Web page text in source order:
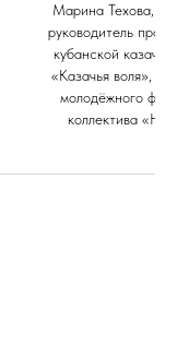
Марина Техова,
руководитель
кубанской
«Казачья воля»,
молодёжного
коллектива